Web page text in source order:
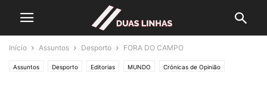
Início Assuntos Desporto FORA DO CAMPO
Assuntos Desporto Editorias MUNDO Crónicas de Opinião